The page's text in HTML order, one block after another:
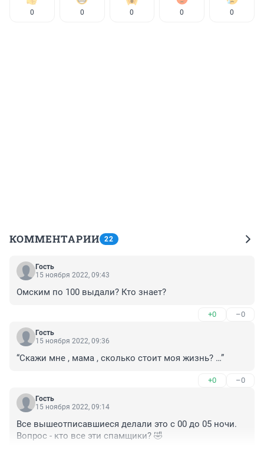
0 0 0 0 0
КОММЕНТАРИИ 22
Гость
15 ноября 2022, 09:43
Омским по 100 выдали? Кто знает?
+0 –0
Гость
15 ноября 2022, 09:36
“Скажи мне , мама , сколько стоит моя жизнь? …”
+0 –0
Гость
15 ноября 2022, 09:14
Все вышеотписавшиеся делали это с 00 до 05 ночи.
Вопрос - кто все эти спамщики? 🤣